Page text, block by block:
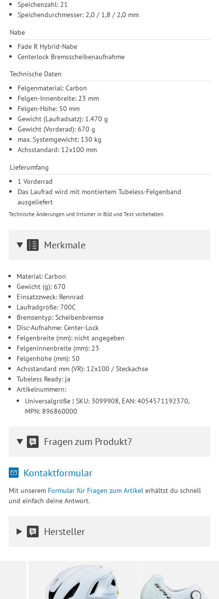
Speichenzahl: 21
Speichendurchmesser: 2,0 / 1,8 / 2,0 mm
Nabe
Fade R Hybrid-Nabe
Centerlock Bremsscheibenaufnahme
Technische Daten
Felgenmaterial: Carbon
Felgen-Innenbreite: 23 mm
Felgen-Höhe: 50 mm
Gewicht (Laufradsatz): 1.470 g
Gewicht (Vorderad): 670 g
max. Systemgewicht: 130 kg
Achsstandard: 12x100 mm
Lieferumfang
1 Vorderrad
Das Laufrad wird mit montiertem Tubeless-Felgenband
ausgeliefert
Technische Änderungen und Irrtümer in Bild und Text vorbehalten.
Merkmale
Material: Carbon
Gewicht (g): 670
Einsatzzweck: Rennrad
Laufradgröße: 700C
Bremsentyp: Scheibenbremse
Disc-Aufnahme: Center-Lock
Felgenbreite (mm): nicht angegeben
Felgeninnenbreite (mm): 23
Felgenhöhe (mm): 50
Achsstandard mm (VR): 12x100 / Steckachse
Tubeless Ready: ja
Artikelnummern:
Universalgröße | SKU: 3099908, EAN: 4054571192370,
MPN: 896860000
Fragen zum Produkt?
Kontaktformular
Mit unserem Formular für Fragen zum Artikelerhältst du schnell
und einfach deine Antwort.
Hersteller